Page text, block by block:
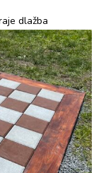
dlažba